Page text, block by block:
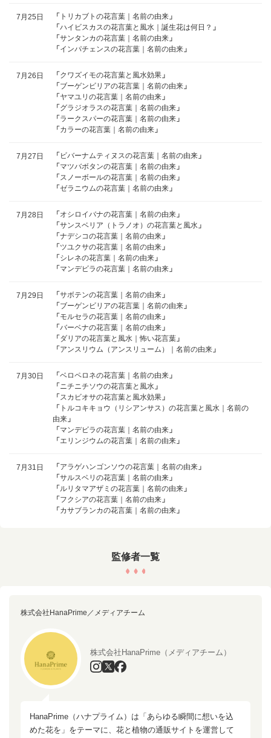
7月25日 「 トリカブトの花言葉｜名前の由来 」
「 ハイビスカスの花言葉と風水｜誕生花は何日？ 」
「 サンタンカの花言葉｜名前の由来 」
「 インパチェンスの花言葉｜名前の由来 」
7月26日 「 クワズイモの花言葉と風水効果 」
「 ブーゲンビリアの花言葉｜名前の由来 」
「 ヤマユリの花言葉｜名前の由来 」
「 グラジオラスの花言葉｜名前の由来 」
「 ラークスパーの花言葉｜名前の由来 」
「 カラーの花言葉｜名前の由来 」
7月27日 「 ビバーナムティヌスの花言葉｜名前の由来 」
「 マツバボタンの花言葉｜名前の由来 」
「 スノーボールの花言葉｜名前の由来 」
「 ゼラニウムの花言葉｜名前の由来 」
7月28日 「 オシロイバナの花言葉｜名前の由来 」
「 サンスベリア（トラノオ）の花言葉と風水 」
「 ナデシコの花言葉｜名前の由来 」
「 ツユクサの花言葉｜名前の由来 」
「 シレネの花言葉｜名前の由来 」
「 マンデビラの花言葉｜名前の由来 」
7月29日 「 サボテンの花言葉｜名前の由来 」
「 ブーゲンビリアの花言葉｜名前の由来 」
「 モルセラの花言葉｜名前の由来 」
「 バーベナの花言葉｜名前の由来 」
「 ダリアの花言葉と風水｜怖い花言葉 」
「 アンスリウム（アンスリューム）｜名前の由来 」
7月30日 「 ベロペロネの花言葉｜名前の由来 」
「 ニチニチソウの花言葉と風水 」
「 スカビオサの花言葉と風水効果 」
「 トルコキキョウ（リシアンサス）の花言葉と風水｜名前の
由来 」
「 マンデビラの花言葉｜名前の由来 」
「 エリンジウムの花言葉｜名前の由来 」
7月31日 「 アラゲハンゴンソウの花言葉｜名前の由来 」
「 サルスベリの花言葉｜名前の由来 」
「 ルリタマアザミの花言葉｜名前の由来 」
「 フクシアの花言葉｜名前の由来 」
「 カサブランカの花言葉｜名前の由来 」
監修者一覧
株式会社HanaPrime／メディアチーム
株式会社HanaPrime（メディアチーム）
HanaPrime（ハナプライム）は「あらゆる瞬間に想いを込
めた花を」をテーマに、花と植物の通販サイトを運営して